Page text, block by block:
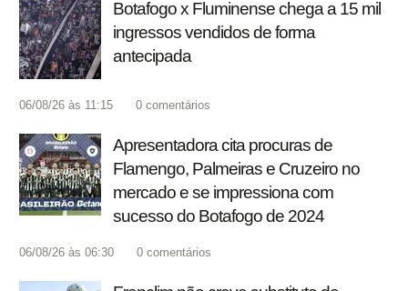
Botafogo x Fluminense chega a 15 mil
ingressos vendidos de forma
antecipada
06/08/26 às 11:15 0 comentários
Apresentadora cita procuras de
Flamengo, Palmeiras e Cruzeiro no
mercado e se impressiona com
sucesso do Botafogo de 2024
06/08/26 às 06:30 0 comentários